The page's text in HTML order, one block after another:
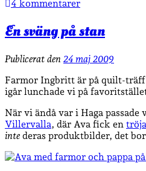
4 kommentarer
En sväng på stan
Publicerat den 24 maj 2009
Farmor Ingbritt är på quilt-träff
igår lunchade vi på
När vi ändå var i Haga passade
Villervalla, där Ava fick en tröja
inte deras produktbilder, det